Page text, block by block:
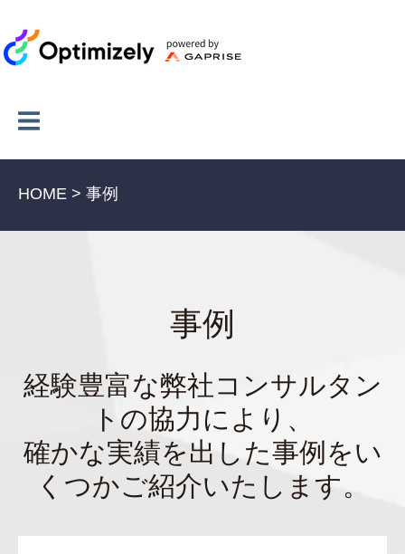
HOME > 事例
事例
経験豊富な弊社コンサルタン
トの協力により、
確かな実績を出した事例をい
くつかご紹介いたします。